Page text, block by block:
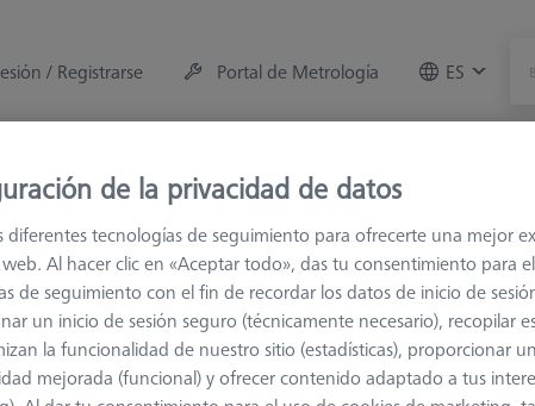
/ Registrarse Portal de Metrología ES
la máquina Sala de Medición Formaciones
M2 Palpador en L
de la privacidad de datos
diferentes tecnologías de seguimiento para ofrecerte una mejor
Al hacer clic en «Aceptar todo», das tu consentimiento para
de seguimiento con el fin de recordar los datos de inicio de
un inicio de sesión seguro (técnicamente necesario), recopilar
la funcionalidad de nuestro sitio (estadísticas), proporcionar
mejorada (funcional) y ofrecer contenido adaptado a tus